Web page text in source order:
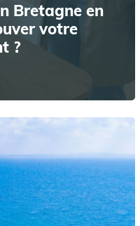
Bretagne en
votre
?